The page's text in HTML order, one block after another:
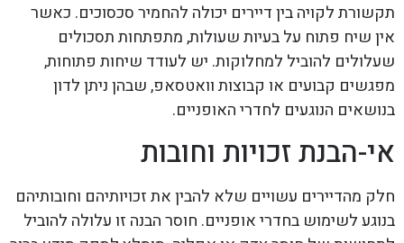
תקשורת לקויה בין דיירים יכולה להחמיר סכסוכים. כאשר
אין שיח פתוח על בעיות שעולות, מתפתחות תסכולים
שעלולים להוביל למחלוקות. יש לעודד שיחות פתוחות,
מפגשים קבועים או קבוצות וואטסאפ, שבהן ניתן לדון
בנושאים הנוגעים לחדרי האופניים.
אי-הבנת זכויות וחובות
חלק מהדיירים עשויים שלא להבין את זכויותיהם וחובותיהם
בנוגע לשימוש בחדרי אופניים. חוסר הבנה זו עלולה להוביל